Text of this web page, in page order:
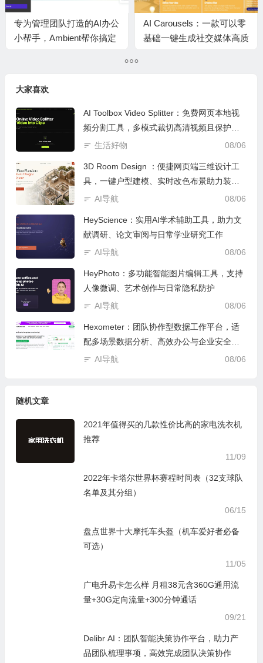
专为管理团队打造的AI办公
小帮手，Ambient帮你搞定
AI Carousels：一款可以零
基础一键生成社交媒体高质
大家喜欢
AI Toolbox Video Splitter：免费网页本地视
频分割工具，多模式裁切高清视频且保护隐
私
08/06
生活好物
3D Room Design ：便捷网页端三维设计工
具，一键户型建模、实时改色布景助力装修
设计
08/06
AI导航
HeyScience：实用AI学术辅助工具，助力文
献调研、论文审阅与日常学业研究工作
08/06
AI导航
HeyPhoto：多功能智能图片编辑工具，支持
人像微调、艺术创作与日常隐私防护
08/06
AI导航
Hexometer：团队协作型数据工作平台，适
配多场景数据分析、高效办公与企业安全管
控
08/06
AI导航
随机文章
2021年值得买的几款性价比高的家电洗衣机
推荐
11/09
2022年卡塔尔世界杯赛程时间表（32支球队
名单及其分组）
06/15
盘点世界十大摩托车头盔（机车爱好者必备
可选）
11/05
广电升易卡怎么样 月租38元含360G通用流
量+30G定向流量+300分钟通话
09/21
Delibr AI：团队智能决策协作平台，助力产
品团队梳理事项，高效完成团队决策协作